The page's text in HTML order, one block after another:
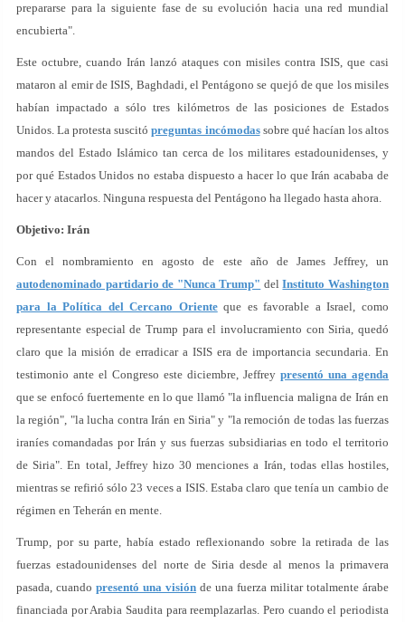
prepararse para la siguiente fase de su evolución hacia una red mundial
encubierta".
Este octubre, cuando Irán lanzó ataques con misiles contra ISIS, que casi
mataron al emir de ISIS, Baghdadi, el Pentágono se quejó de que los misiles
habían impactado a sólo tres kilómetros de las posiciones de Estados
Unidos. La protesta suscitópreguntas incómodassobre qué hacían los altos
mandos del Estado Islámico tan cerca de los militares estadounidenses, y
por qué Estados Unidos no estaba dispuesto a hacer lo que Irán acababa de
hacer y atacarlos. Ninguna respuesta del Pentágono ha llegado hasta ahora.
Objetivo: Irán
Con el nombramiento en agosto de este año de James Jeffrey, un
autodenominado partidario de "Nunca Trump" delInstituto Washington
para la Política del Cercano Orienteque es favorable a Israel, como
representante especial de Trump para el involucramiento con Siria, quedó
claro que la misión de erradicar a ISIS era de importancia secundaria. En
testimonio ante el Congreso este diciembre, Jeffrey presentó una agenda
que se enfocó fuertemente en lo que llamó "la influencia maligna de Irán en
la región", "la lucha contra Irán en Siria" y "la remoción de todas las fuerzas
iraníes comandadas por Irán y sus fuerzas subsidiarias en todo el territorio
de Siria". En total, Jeffrey hizo 30 menciones a Irán, todas ellas hostiles,
mientras se refirió sólo 23 veces a ISIS. Estaba claro que tenía un cambio de
régimen en Teherán en mente.
Trump, por su parte, había estado reflexionando sobre la retirada de las
fuerzas estadounidenses del norte de Siria desde al menos la primavera
pasada, cuando presentó una visión de una fuerza militar totalmente árabe
financiada por Arabia Saudita para reemplazarlas. Pero cuando el periodista